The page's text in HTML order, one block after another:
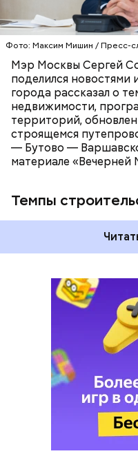
Фото: Максим Мишин / Пресс-
Мэр Москвы Сергей
поделился новостями
города рассказал о
недвижимости,
территорий,
строящемся
— Бутово —
материале «Вечерней
Темпы